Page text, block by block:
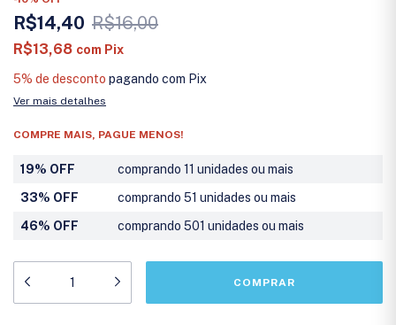
R$14,40 R$16,00
R$13,68 com Pix
5% de desconto pagando com Pix
Ver mais detalhes
COMPRE MAIS, PAGUE MENOS!
19% OFF
comprando 11 unidades ou mais
33% OFF
comprando 51 unidades ou mais
46% OFF
comprando 501 unidades ou mais